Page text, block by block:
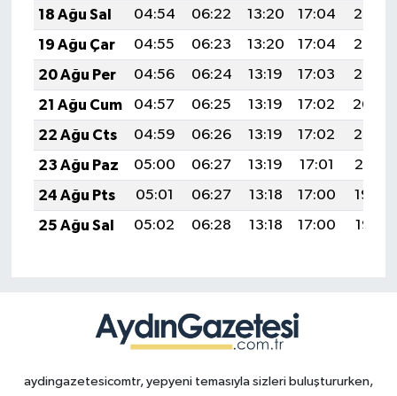
18 Ağu Sal
04:54 06:22 13:20 17:04
20:07
19 Ağu Çar
04:55 06:23 13:20 17:04
20:06
20 Ağu Per
04:56 06:24 13:19 17:03
20:05
21 Ağu Cum
04:57 06:25 13:19 17:02
20:04
22 Ağu Cts
04:59 06:26 13:19 17:02
20:02
23 Ağu Paz
05:00 06:27 13:19 17:01
20:01
24 Ağu Pts
05:01 06:27 13:18 17:00
19:59
25 Ağu Sal
05:02 06:28 13:18 17:00 19:58
aydingazetesicomtr, yepyeni temasıyla sizleri buluştururken,